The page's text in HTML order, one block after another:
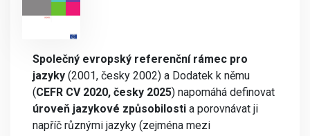
Společný evropský referenční rámec pro
jazyky (2001, česky 2002) a Dodatek k němu
(CEFR CV 2020, česky 2025) napomáhá definovat
úroveň jazykové způsobilosti a porovnávat ji
napříč různými jazyky (zejména mezi